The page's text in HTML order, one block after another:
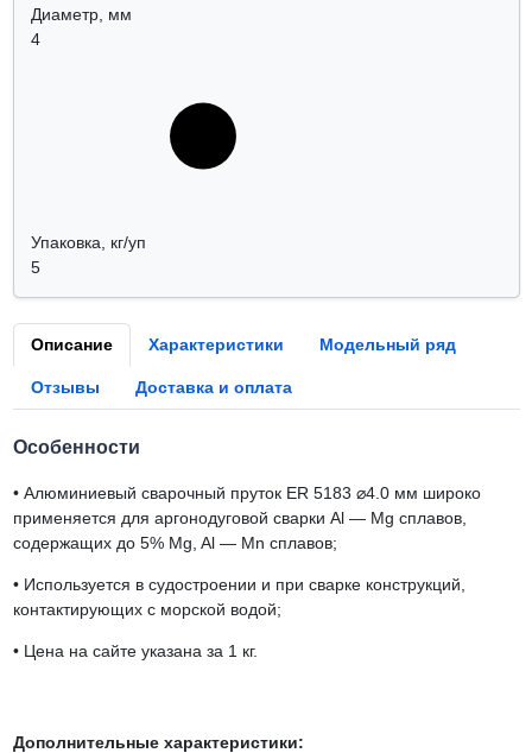
Диаметр, мм
4
Упаковка, кг/уп
5
Описание Характеристики Модельный ряд
Отзывы Доставка и оплата
Особенности
•Алюминиевый сварочный пруток ER 5183 ⌀4.0 мм широко
применяется для аргонодуговой сварки Al — Mg сплавов,
содержащих до 5% Mg, Al — Mn сплавов;
•Используется в судостроении и при сварке конструкций,
контактирующих с морской водой;
•Цена на сайте указана за 1 кг.
Дополнительные характеристики: